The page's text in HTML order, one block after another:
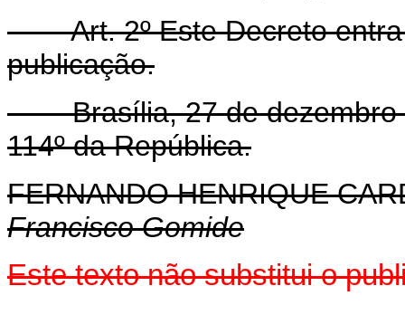
Art. 2º Este Decreto entra
publicação.
Brasília, 27 de dezembro
114º da República.
FERNANDO HENRIQUE
Francisco Gomide
Este texto não substitui o